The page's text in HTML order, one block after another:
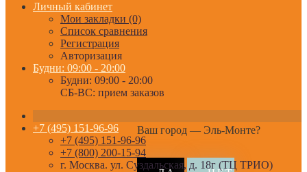
Личный кабинет
Мои закладки (0)
Список сравнения
Регистрация
Авторизация
Будни: 09:00 - 20:00
Будни: 09:00 - 20:00
СБ-ВС: прием заказов
Ваш город — Эль-Монте?
+7 (495) 151-96-96
+7 (495) 151-96-96
+7 (800) 200-15-94
г. Москва. ул. Суздальская, д. 18г (ТЦ ТРИО)